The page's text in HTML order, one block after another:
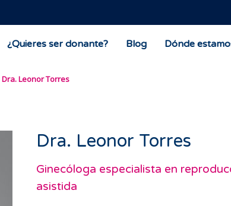
¿Quieres ser donante? Blog Dónde
Dra. Leonor Torres
Dra. Leonor Torres
Ginecóloga especialista en
asistida